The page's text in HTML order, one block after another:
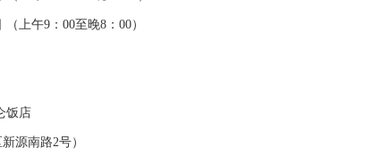
上午9：00至晚8：00）
店
南路2号）